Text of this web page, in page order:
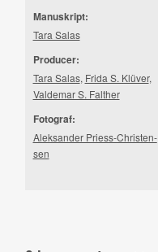
Manuskript:
Tara Salas
Producer:
Tara Salas, Frida S. Klüver,
Valdemar S. Falther
Fotograf:
Aleksander Pri­ess-​Chri­sten­
sen